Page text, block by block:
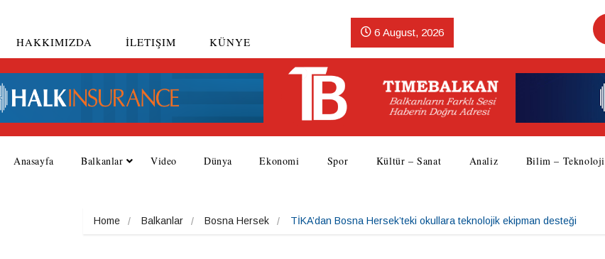
HAKKIMIZDA İLETIŞIM KÜNYE
6 August, 2026
Anasayfa Balkanlar Video Dünya Ekonomi Spor Kültür – Sanat Analiz Bilim – Teknoloji
Home Balkanlar Bosna Hersek TİKA’dan Bosna Hersek’teki okullara teknolojik ekipman desteği